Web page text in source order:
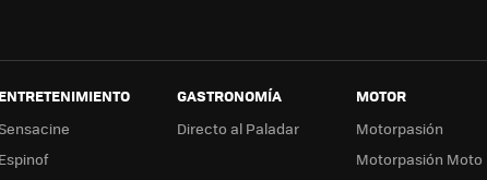
GASTRONOMÍA
Directo al Paladar
MOTOR
Motorpasión
Motorpasión Moto